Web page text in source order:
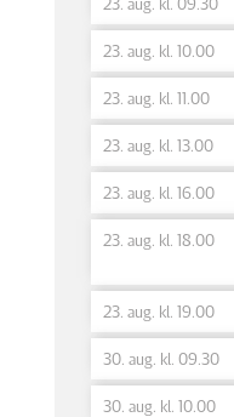
23. aug. kl. 10.00
23. aug. kl. 11.00
23. aug. kl. 13.00
23. aug. kl. 16.00
23. aug. kl. 18.00
23. aug. kl. 19.00
30. aug. kl. 09.30
30. aug. kl. 10.00